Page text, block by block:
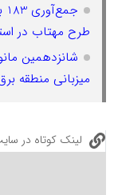
طرح مهتاب در
شانزدهمین
میزبانی منطقه
لینک کوتاه در